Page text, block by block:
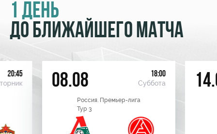
1 ДЕНЬ
ДО БЛИЖАЙШЕГО МАТЧА
20:45 08.08 18:00
Суббота
Россия. Премьер-лига
Тур 3